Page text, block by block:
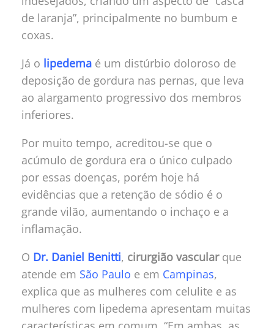
de laranja”, principalmente no bumbum e
coxas.
Já o lipedema é um distúrbio doloroso de
deposição de gordura nas pernas, que leva
ao alargamento progressivo dos membros
inferiores.
Por muito tempo, acreditou-se que o
acúmulo de gordura era o único culpado
por essas doenças, porém hoje há
evidências que a retenção de sódio é o
grande vilão, aumentando o inchaço e a
inflamação.
O Dr. Daniel Benitti, cirurgião vascularque
atende em São Paulo e em Campinas,
explica que as mulheres com celulite e as
mulheres com lipedema apresentam muitas